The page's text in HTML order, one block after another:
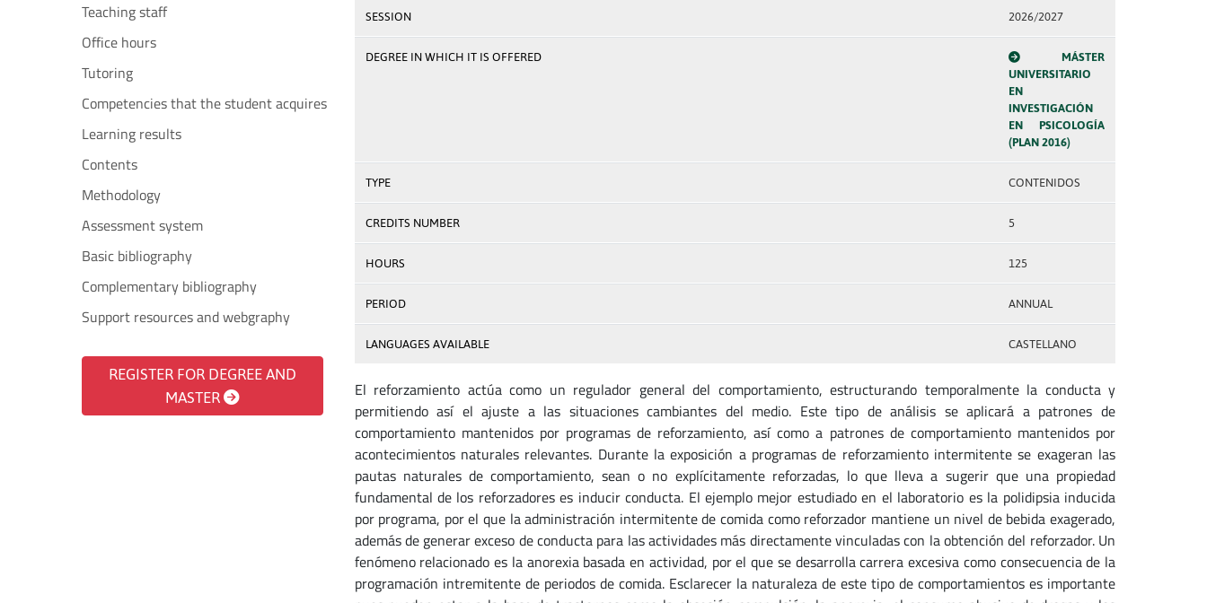
Teaching staff
Office hours
Tutoring
Competencies that the student acquires
Learning results
Contents
Methodology
Assessment system
Basic bibliography
Complementary bibliography
Support resources and webgraphy
REGISTER FOR DEGREE AND
MASTER
SESSION 2026/2027
DEGREE IN WHICH IT IS OFFERED
MÁSTER
UNIVERSITARIO
EN
INVESTIGACIÓN
EN PSICOLOGÍA
(PLAN 2016)
TYPE CONTENIDOS
CREDITS NUMBER 5
HOURS 125
PERIOD ANNUAL
LANGUAGES AVAILABLE CASTELLANO
El reforzamiento actúa como un regulador general del comportamiento, estructurando temporalmente la conducta y
permitiendo así el ajuste a las situaciones cambiantes del medio. Este tipo de análisis se aplicará a patrones de
comportamiento mantenidos por programas de reforzamiento, así como a patrones de comportamiento mantenidos por
acontecimientos naturales relevantes. Durante la exposición a programas de reforzamiento intermitente se exageran las
pautas naturales de comportamiento, sean o no explícitamente reforzadas, lo que lleva a sugerir que una propiedad
fundamental de los reforzadores es inducir conducta. El ejemplo mejor estudiado en el laboratorio es la polidipsia inducida
por programa, por el que la administración intermitente de comida como reforzador mantiene un nivel de bebida exagerado,
además de generar exceso de conducta para las actividades más directamente vinculadas con la obtención del reforzador. Un
fenómeno relacionado es la anorexia basada en actividad, por el que se desarrolla carrera excesiva como consecuencia de la
programación intremitente de periodos de comida. Esclarecer la naturaleza de este tipo de comportamientos es importante